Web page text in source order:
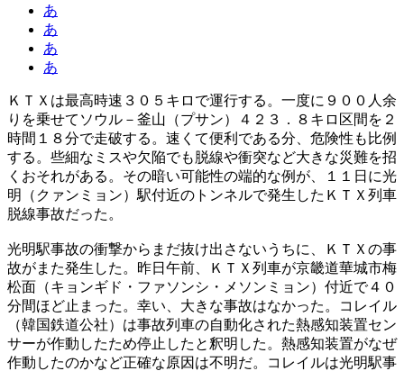
あ
あ
あ
あ
ＫＴＸは最高時速３０５キロで運行する。一度に９００人余
りを乗せてソウル－釜山（プサン）４２３．８キロ区間を２
時間１８分で走破する。速くて便利である分、危険性も比例
する。些細なミスや欠陥でも脱線や衝突など大きな災難を招
くおそれがある。その暗い可能性の端的な例が、１１日に光
明（クァンミョン）駅付近のトンネルで発生したＫＴＸ列車
脱線事故だった。
光明駅事故の衝撃からまだ抜け出さないうちに、ＫＴＸの事
故がまた発生した。昨日午前、ＫＴＸ列車が京畿道華城市梅
松面（キョンギド・ファソンシ・メソンミョン）付近で４０
分間ほど止まった。幸い、大きな事故はなかった。コレイル
（韓国鉄道公社）は事故列車の自動化された熱感知装置セン
サーが作動したため停止したと釈明した。熱感知装置がなぜ
作動したのかなど正確な原因は不明だ。コレイルは光明駅事